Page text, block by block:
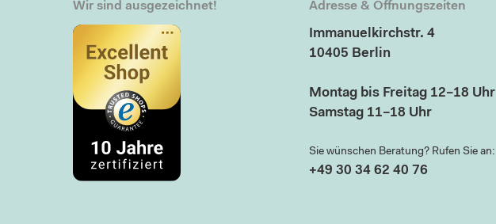
Wir sind ausgezeichnet! Adresse & Öffnungszeiten
Immanuelkirchstr. 4
10405 Berlin
Montag bis Freitag 12–18 Uhr
Samstag 11–18 Uhr
Sie wünschen Beratung? Rufen Sie an:
+49 30 34 62 40 76